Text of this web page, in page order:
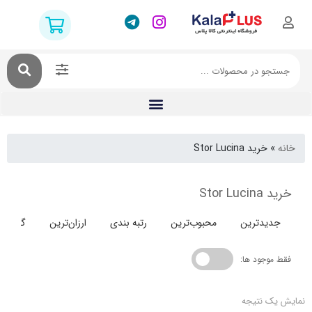
خرید Stor Lucina
محبوب‌ترین رتبه بندی ارزان‌ترین گران‌ترین
ها:
نتیجه